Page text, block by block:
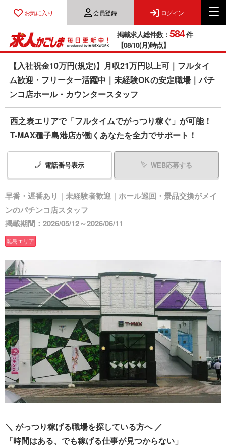
お気に入り 会員登録 ログイン
掲載求人総件数： 584件
【08/10(月)時点】
【入社祝金10万円(規定)】月収21万円以上可｜フルタイ
ム歓迎・フリーター活躍中｜未経験OKの安定職場｜パチ
ンコ店ホール・カウンタースタッフ
西之表エリアで「フルタイムでがっつり稼ぐ」が可能！
T-MAX種子島港店が働くあなたを全力でサポート！
電話番号表示 WEB応募する
早番・遅番あり｜未経験者歓迎｜ホール巡回・景品交換がメイ
ンのパチンコ店スタッフ
掲載期間：2026/05/12～2026/06/11
離島エリア
＼ がっつり稼げる職場を探している方へ ／
「時間はある、でも稼げる仕事が見つからない」